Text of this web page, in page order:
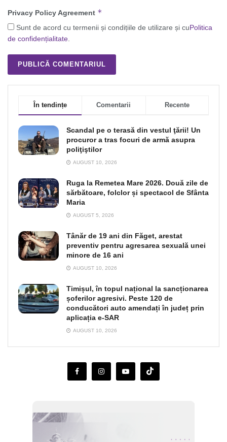
Privacy Policy Agreement *
Sunt de acord cu termenii și condițiile de utilizare și cuPolitica
de confidențialitate.
În tendințe Comentarii Recente
Scandal pe o terasă din vestul ţării! Un
procuror a tras focuri de armă asupra
poliţiştilor
AUGUST 10, 2026
Ruga la Remetea Mare 2026. Două zile de
sărbătoare, folclor și spectacol de Sfânta
Maria
AUGUST 5, 2026
Tânăr de 19 ani din Făget, arestat
preventiv pentru agresarea sexuală unei
minore de 16 ani
AUGUST 10, 2026
Timișul, în topul național la sancționarea
șoferilor agresivi. Peste 120 de
conducători auto amendați în județ prin
aplicația e-SAR
AUGUST 10, 2026